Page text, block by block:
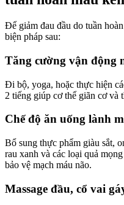
Để giảm đau đầu do tuần
biện pháp sau:
Tăng cường vận động
Đi bộ, yoga, hoặc thực hiện
2 tiếng giúp cơ thể giãn cơ và
Chế độ ăn uống lành
Bổ sung thực phẩm giàu sắt,
rau xanh và các loại quả
bảo vệ mạch máu não.
Massage đầu, cổ vai